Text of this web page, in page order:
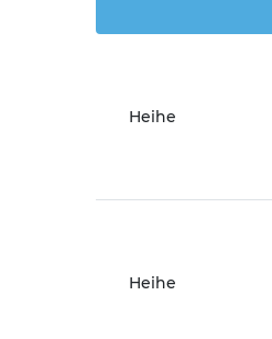
Heihe
Heihe